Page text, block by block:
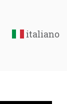
italiano